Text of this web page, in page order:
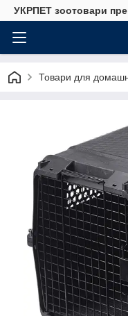
УКРПЕТ зоотовари
Товари для